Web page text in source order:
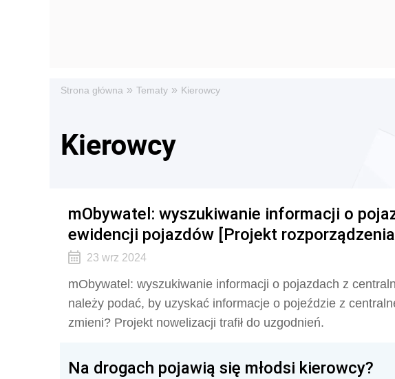
Strona główna » Tematy » Kierowcy
Kierowcy
mObywatel: wyszukiwanie informacji o
ewidencji pojazdów [Projekt
23 wrz 2024
mObywatel: wyszukiwanie informacji o pojazdach z
należy podać, by uzyskać informacje o pojeździe z
zmieni? Projekt nowelizacji trafił do uzgodnień.
Na drogach pojawią się młodsi kierowcy?